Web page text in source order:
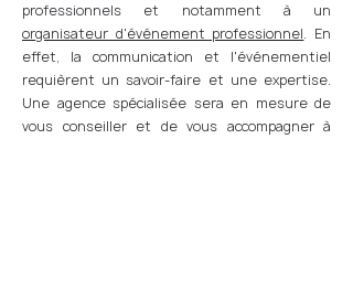
professionnels et notamment à un
organisateur d'événement professionnel. En
effet, la communication et l'événementiel
requièrent un savoir-faire et une expertise.
Une agence spécialisée sera en mesure de
vous conseiller et de vous accompagner à